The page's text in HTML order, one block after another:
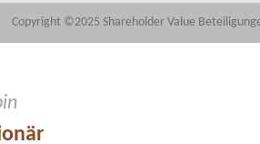
Copyright ©2025 Shareholder Value